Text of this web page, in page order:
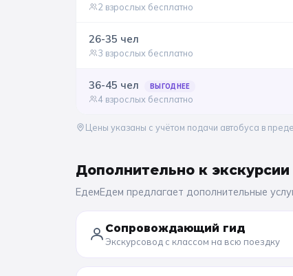
2 взрослых бесплатно
26-35 чел
3 взрослых бесплатно
36-45 чел ВЫГОДНЕЕ
4 взрослых бесплатно
Цены указаны с учётом подачи автобуса в
Дополнительно к экскурсии
ЕдемЕдем предлагает дополнительные
Сопровождающий гид
Экскурсовод с классом на всю поездку